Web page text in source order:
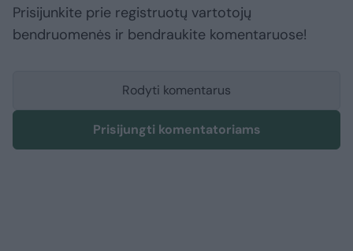
Prisijunkite prie registruotų vartotojų
bendruomenės ir bendraukite komentaruose!
Rodyti komentarus
Prisijungti komentatoriams